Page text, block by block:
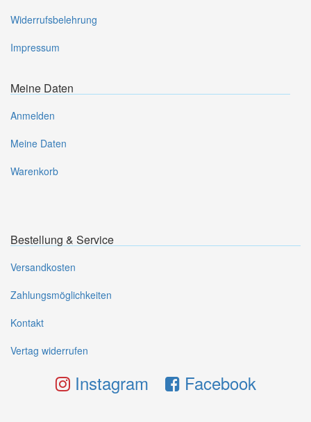
Widerrufsbelehrung
Impressum
Meine Daten
Anmelden
Meine Daten
Warenkorb
Bestellung & Service
Versandkosten
Zahlungsmöglichkeiten
Kontakt
Vertag widerrufen
Instagram Facebook